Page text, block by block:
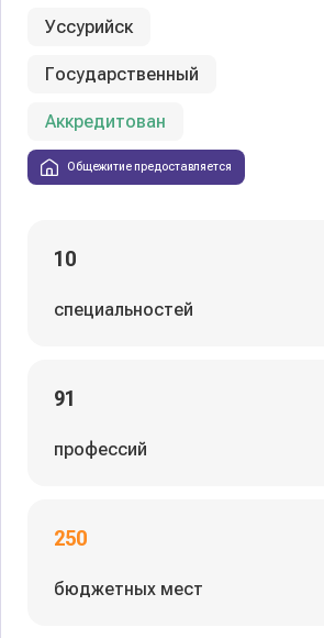
Уссурийск
Государственный
Аккредитован
Общежитие предоставляется
10
специальностей
91
профессий
250
бюджетных мест